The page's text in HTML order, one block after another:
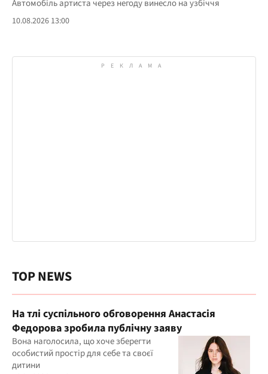
Автомобіль артиста через негоду винесло на узбіччя
10.08.2026 13:00
TOP NEWS
На тлі суспільного обговорення Анастасія
Федорова зробила публічну заяву
Вона наголосила, що хоче зберегти
особистий простір для себе та своєї
дитини